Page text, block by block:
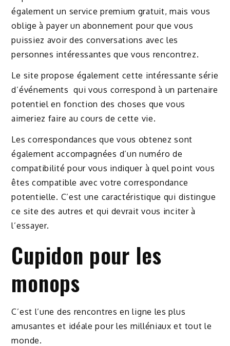
également un service premium gratuit, mais vous
oblige à payer un abonnement pour que vous
puissiez avoir des conversations avec les
personnes intéressantes que vous rencontrez.
Le site propose également cette intéressante série
d’événements qui vous correspond à un partenaire
potentiel en fonction des choses que vous
aimeriez faire au cours de cette vie.
Les correspondances que vous obtenez sont
également accompagnées d’un numéro de
compatibilité pour vous indiquer à quel point vous
êtes compatible avec votre correspondance
potentielle. C’est une caractéristique qui distingue
ce site des autres et qui devrait vous inciter à
l’essayer.
Cupidon pour les
monops
C’est l’une des rencontres en ligne les plus
amusantes et idéale pour les milléniaux et tout le
monde.